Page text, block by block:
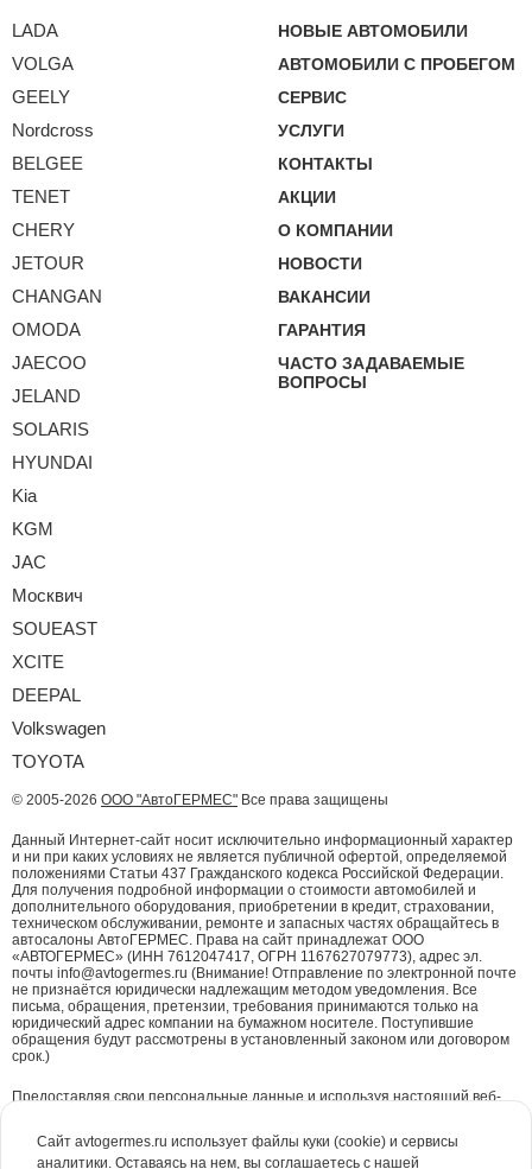
LADA
VOLGA
GEELY
Nordcross
BELGEE
TENET
CHERY
JETOUR
CHANGAN
OMODA
JAECOO
JELAND
SOLARIS
HYUNDAI
Kia
KGM
JAC
Москвич
SOUEAST
XCITE
DEEPAL
Volkswagen
TOYOTA
НОВЫЕ АВТОМОБИЛИ
АВТОМОБИЛИ С ПРОБЕГОМ
СЕРВИС
УСЛУГИ
КОНТАКТЫ
АКЦИИ
О КОМПАНИИ
НОВОСТИ
ВАКАНСИИ
ГАРАНТИЯ
ЧАСТО ЗАДАВАЕМЫЕ
ВОПРОСЫ
© 2005-2026 ООО "АвтоГЕРМЕС" Все права защищены
Данный Интернет-сайт носит исключительно информационный характер
и ни при каких условиях не является публичной офертой, определяемой
положениями Статьи 437 Гражданского кодекса Российской Федерации.
Для получения подробной информации о стоимости автомобилей и
дополнительного оборудования, приобретении в кредит, страховании,
техническом обслуживании, ремонте и запасных частях обращайтесь в
автосалоны АвтоГЕРМЕС. Права на сайт принадлежат ООО
«АВТОГЕРМЕС» (ИНН 7612047417, ОГРН 1167627079773), адрес эл.
почты info@avtogermes.ru (Внимание! Отправление по электронной почте
не признаётся юридически надлежащим методом уведомления. Все
письма, обращения, претензии, требования принимаются только на
юридический адрес компании на бумажном носителе. Поступившие
обращения будут рассмотрены в установленный законом или договором
срок.)
Предоставляя свои персональные данные и используя настоящий веб-
Сайт avtogermes.ru использует файлы куки (cookie) и сервисы
аналитики. Оставаясь на нем, вы соглашаетесь с нашей